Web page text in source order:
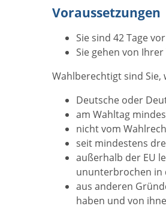
Voraussetzungen
Sie sind 42 Tage
Sie gehen von
Wahlberechtigt sind Sie,
Deutsche oder
am Wahltag
nicht vom
seit mindestens
außerhalb der EU
ununterbrochen in
aus anderen
haben und von